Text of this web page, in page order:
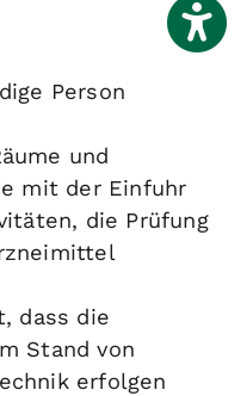
Person
und
mit der Einfuhr
die Prüfung
dass die
Stand von
erfolgen